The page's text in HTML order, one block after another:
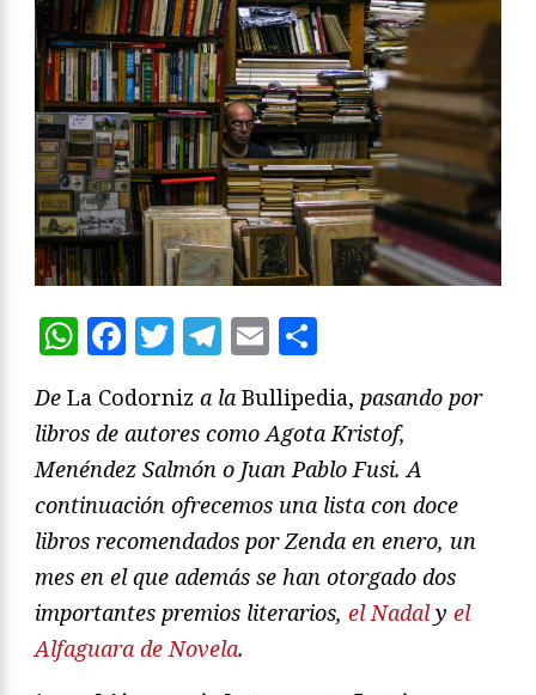
WhatsApp
Facebook
Twitter
Telegram
Email
De La Codorniz a la Bullipedia, pasando por
libros de autores como Agota Kristof,
Menéndez Salmón o Juan Pablo Fusi. A
continuación ofrecemos una lista con doce
libros recomendados por Zenda en enero, un
mes en el que además se han otorgado dos
importantes premios literarios, el Nadaly el
Alfaguara de Novela.